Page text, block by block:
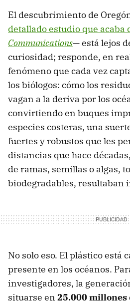
El descubrimiento de
detallado estudio que
Communications— está lejos
curiosidad; responde, en
fenómeno que cada vez
los biólogos: cómo los
vagan a la deriva por los
convirtiendo en buques
especies costeras, una
fuertes y robustos que les
distancias que hace
de ramas, semillas o algas,
biodegradables, resultaban
No solo eso. El plástico está
presente en los océanos.
investigadores, la
situarse en 25.000 millones